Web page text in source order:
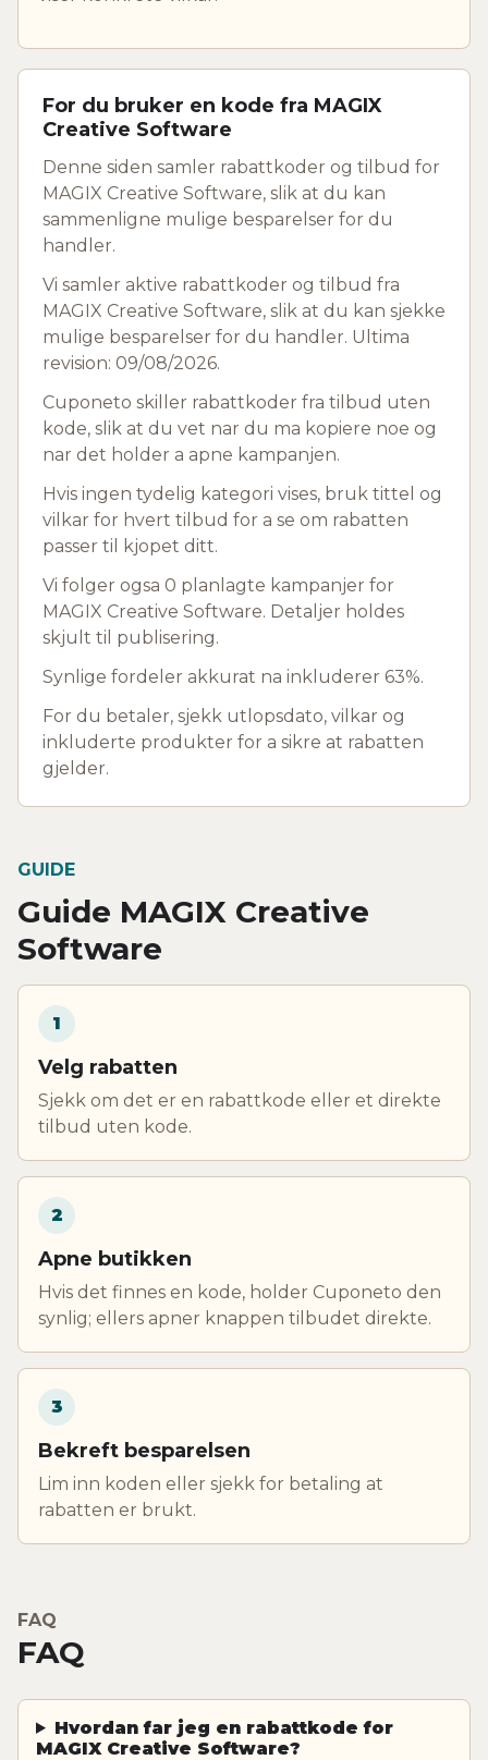
For du bruker en kode fra MAGIX
Creative Software
Denne siden samler rabattkoder og tilbud for
MAGIX Creative Software, slik at du kan
sammenligne mulige besparelser for du
handler.
Vi samler aktive rabattkoder og tilbud fra
MAGIX Creative Software, slik at du kan sjekke
mulige besparelser for du handler. Ultima
revision: 09/08/2026.
Cuponeto skiller rabattkoder fra tilbud uten
kode, slik at du vet nar du ma kopiere noe og
nar det holder a apne kampanjen.
Hvis ingen tydelig kategori vises, bruk tittel og
vilkar for hvert tilbud for a se om rabatten
passer til kjopet ditt.
Vi folger ogsa 0 planlagte kampanjer for
MAGIX Creative Software. Detaljer holdes
skjult til publisering.
Synlige fordeler akkurat na inkluderer 63%.
For du betaler, sjekk utlopsdato, vilkar og
inkluderte produkter for a sikre at rabatten
gjelder.
GUIDE
Guide MAGIX Creative
Software
1
Velg rabatten
Sjekk om det er en rabattkode eller et direkte
tilbud uten kode.
2
Apne butikken
Hvis det finnes en kode, holder Cuponeto den
synlig; ellers apner knappen tilbudet direkte.
3
Bekreft besparelsen
Lim inn koden eller sjekk for betaling at
rabatten er brukt.
FAQ
FAQ
Hvordan far jeg en rabattkode for
MAGIX Creative Software?